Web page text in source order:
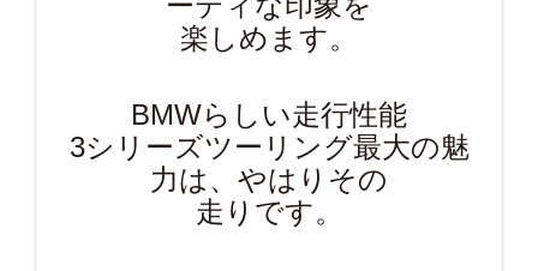
楽しめます。
BMWらしい走行性能
3シリーズツーリング最大の魅
力は、やはりその
走りです。